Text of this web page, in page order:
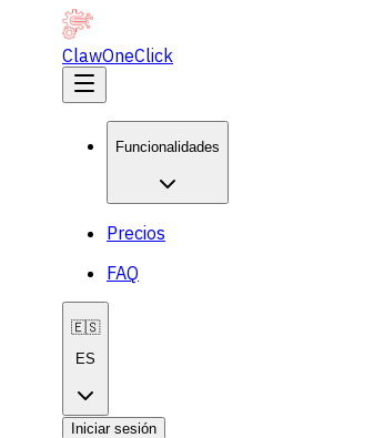
ClawOneClick
Funcionalidades
Precios
FAQ
🇪🇸
ES
Iniciar sesión